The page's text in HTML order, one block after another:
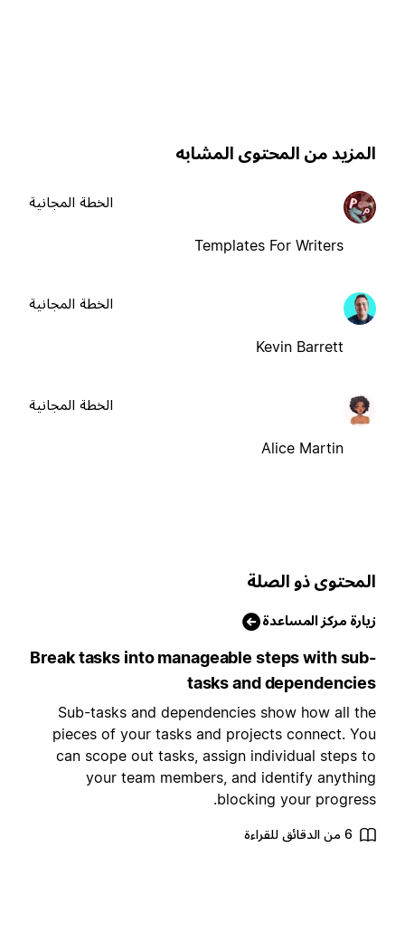
من المحتوى المشابه
Templates For Writers
الخطة المجانية
Kevin Barrett
الخطة المجانية
Alice Martin
الخطة المجانية
ذو الصلة
مركز المساعدة
Break tasks into manageable steps with
tasks and
Sub-tasks and dependencies show how all
pieces of your tasks and projects connect.
can scope out tasks, assign individual steps
your team members, and identify
blocking your
6 من الدقائق للقراءة